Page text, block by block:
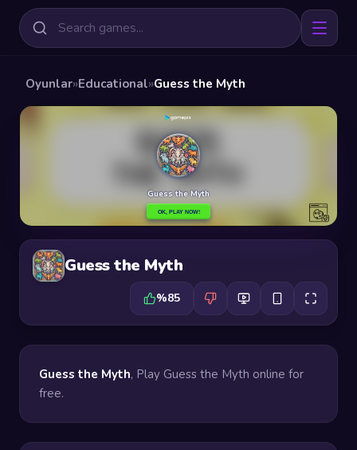
Oyunlar»Educational»Guess the Myth
Guess the Myth
%85
Guess the Myth, Play Guess the Myth online for
free.